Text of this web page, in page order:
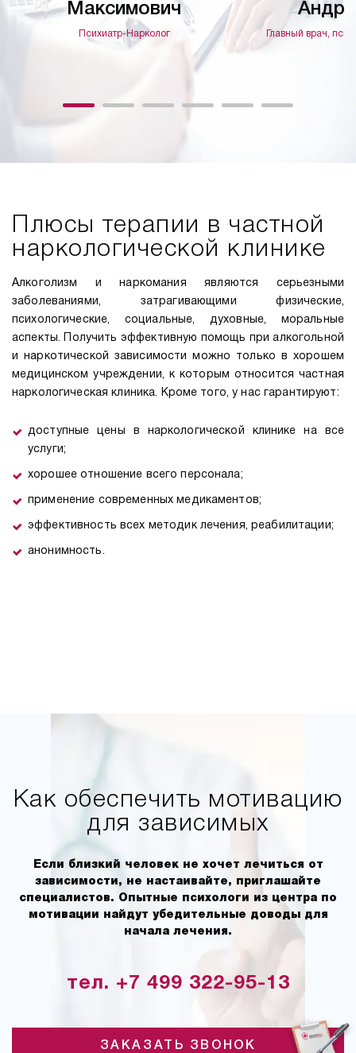
Максимович
Психиатр-Нарколог Главный врач,
Плюсы терапии в частной
наркологической клинике
Алкоголизм и наркомания являются серьезными
заболеваниями, затрагивающими физические,
психологические, социальные, духовные, моральные
аспекты. Получить эффективную помощь при алкогольной
и наркотической зависимости можно только в хорошем
медицинском учреждении, к которым относится частная
наркологическая клиника. Кроме того, у нас гарантируют:
доступные цены в наркологической клинике на все
услуги;
хорошее отношение всего персонала;
применение современных медикаментов;
эффективность всех методик лечения, реабилитации;
анонимность.
Как обеспечить мотивацию
для зависимых
Если близкий человек не хочет лечиться от
зависимости, не настаивайте, приглашайте
специалистов. Опытные психологи из центра по
мотивации найдут убедительные доводы для
начала лечения.
тел. +7 499 322-95-13
ЗАКАЗАТЬ ЗВОНОК